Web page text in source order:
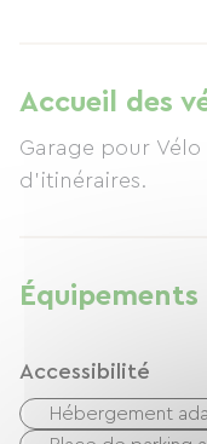
la maison
siècle. Toutes les
d'un lit de
courtoisie,
Sur réservation,
dans l’intimité
Réserver en
d'hôtes.
Accueil des
Garage pour
d'itinéraires.
Équipements
Accessibilité
Hébergement